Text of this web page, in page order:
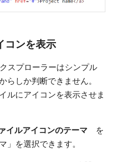
コンを表示
スプローラーはシンプル
らしか判断できません。
ルにアイコンを表示させま
ルアイコンのテーマ を
」を選択できます。